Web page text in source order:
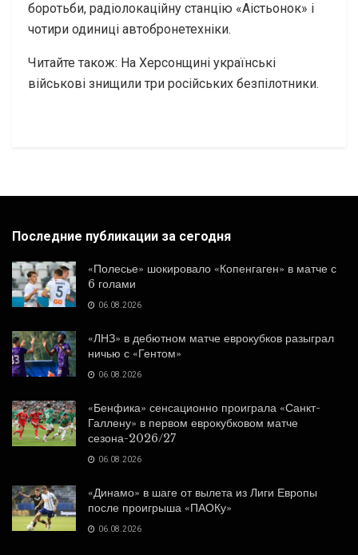
боротьби, радіолокаційну станцію «Аістьонок» і
чотири одиниці автобронетехніки.
Читайте також: На Херсонщині українські
військові знищили три російських безпілотники.
Последние публикации за сегодня
«Полесье» шокировало «Копенгаген» в матче с
6 голами
06.08.2026
«ЛНЗ» в дебютном матче еврокубков разыграл
ничью с «Гентом»
06.08.2026
«Бенфика» сенсационно проиграла «Санкт-
Галлену» в первом еврокубковом матче
сезона-2026/27
06.08.2026
«Динамо» в шаге от вылета из Лиги Европы
после проигрыша «ПАОКу»
06.08.2026